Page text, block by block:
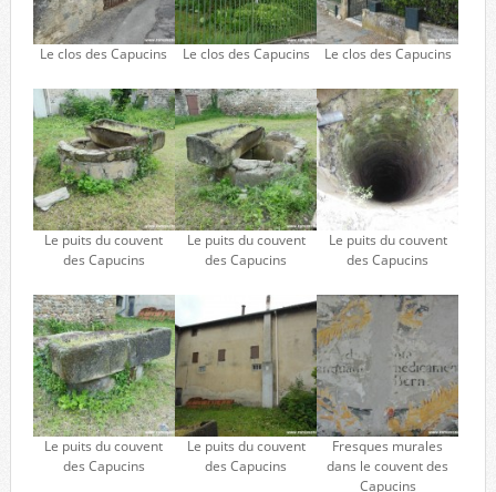
Le clos des Capucins Le clos des Capucins Le clos des Capucins
Le puits du couvent
des Capucins
Le puits du couvent
des Capucins
Le puits du couvent
des Capucins
Le puits du couvent
des Capucins
Le puits du couvent
des Capucins
Fresques murales
dans le couvent des
Capucins